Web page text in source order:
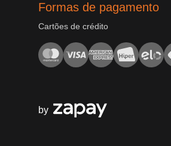
Formas de pagamento
Cartões de crédito
by